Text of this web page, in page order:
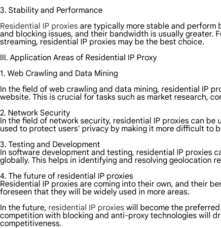
3. Stability and Performance
Residential IP proxies are typically more stable and perform
and blocking issues, and their bandwidth is usually greater.
streaming, residential IP proxies may be the best choice.
III. Application Areas of Residential IP Proxy
1. Web Crawling and Data Mining
In the field of web crawling and data mining, residential IP
website. This is crucial for tasks such as market research,
2. Network Security
In the field of network security, residential IP proxies can
used to protect users' privacy by making it more difficult to
3. Testing and Development
In software development and testing, residential IP proxies
globally. This helps in identifying and resolving geolocation
4. The future of residential IP proxies
Residential IP proxies are coming into their own, and their
foreseen that they will be widely used in more areas.
In the future, residential IP proxies will become the
competition with blocking and anti-proxy technologies will
competitiveness.